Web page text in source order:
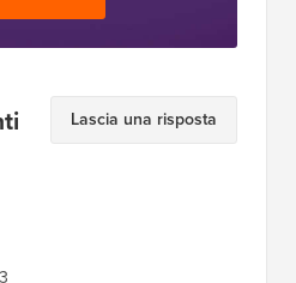
Lascia una risposta